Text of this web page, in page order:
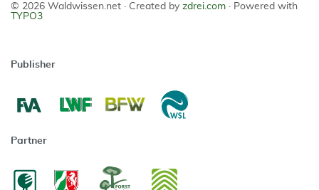
© 2026 Waldwissen.net · Created by zdrei.com · Powered with
TYPO3
Publisher
Partner